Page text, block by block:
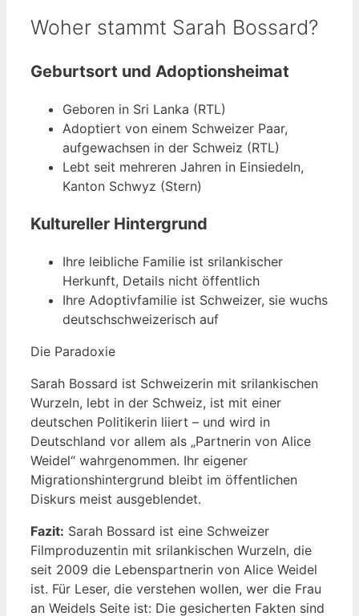
Woher stammt Sarah Bossard?
Geburtsort und Adoptionsheimat
Geboren in Sri Lanka (RTL)
Adoptiert von einem Schweizer Paar,
aufgewachsen in der Schweiz (RTL)
Lebt seit mehreren Jahren in Einsiedeln,
Kanton Schwyz (Stern)
Kultureller Hintergrund
Ihre leibliche Familie ist srilankischer
Herkunft, Details nicht öffentlich
Ihre Adoptivfamilie ist Schweizer, sie wuchs
deutschschweizerisch auf
Die Paradoxie
Sarah Bossard ist Schweizerin mit srilankischen
Wurzeln, lebt in der Schweiz, ist mit einer
deutschen Politikerin liiert – und wird in
Deutschland vor allem als „Partnerin von Alice
Weidel“ wahrgenommen. Ihr eigener
Migrationshintergrund bleibt im öffentlichen
Diskurs meist ausgeblendet.
Fazit: Sarah Bossard ist eine Schweizer
Filmproduzentin mit srilankischen Wurzeln, die
seit 2009 die Lebenspartnerin von Alice Weidel
ist. Für Leser, die verstehen wollen, wer die Frau
an Weidels Seite ist: Die gesicherten Fakten sind